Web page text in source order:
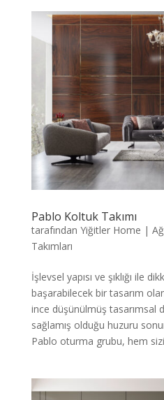
Pablo Koltuk Takımı
tarafından Yiğitler Home |
Takımları
İşlevsel yapısı ve şıklığı ile
başarabilecek bir tasarım
ince düşünülmüş tasarımsal
sağlamış olduğu huzuru
Pablo oturma grubu, hem